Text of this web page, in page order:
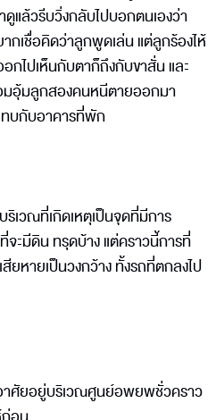
แล้วรีบวิ่งกลับไปบอกตนเองว่า
เชื่อคิดว่าลูกพูดเล่น แต่ลูกร้องไห้
กไปเห็นกับตาก็ถึงกับขาสั่น และ
มอุ้มลูกสองคนหนีตายออกมา
ทบกับอาคารที่พัก
เวณที่เกิดเหตุเป็นจุดที่มีการ
จะมีดิน ทรุดบ้าง แต่คราวนี้การที่
ยหายเป็นวงกว้าง ทั้งรถที่ตกลงไป
าศัยอยู่บริเวณศูนย์อพยพชั่วคราว